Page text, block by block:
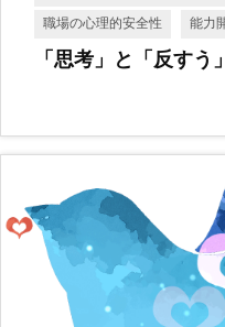
職場の心理的安全性 能力
「思考」と「反すう